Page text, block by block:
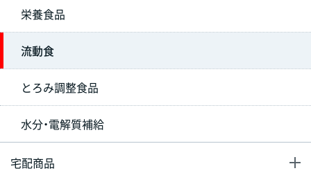
栄養食品
流動食
とろみ調整食品
水分・電解質補給
宅配商品